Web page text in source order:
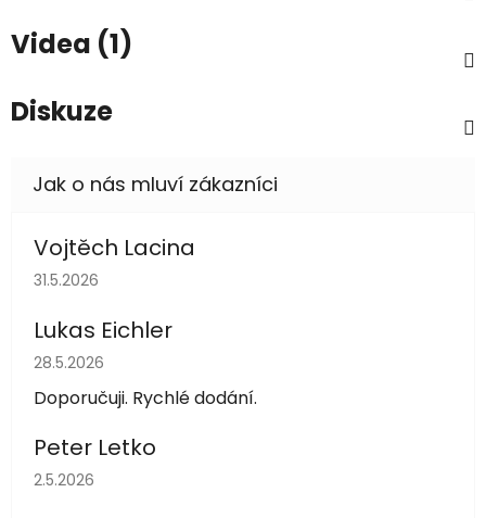
Videa (1)
Diskuze
Vojtěch Lacina
Hodnocení obchodu je 5 z 5 hvězdiček.
31.5.2026
Lukas Eichler
Hodnocení obchodu je 5 z 5 hvězdiček.
28.5.2026
Doporučuji. Rychlé dodání.
Peter Letko
Hodnocení obchodu je 5 z 5 hvězdiček.
2.5.2026